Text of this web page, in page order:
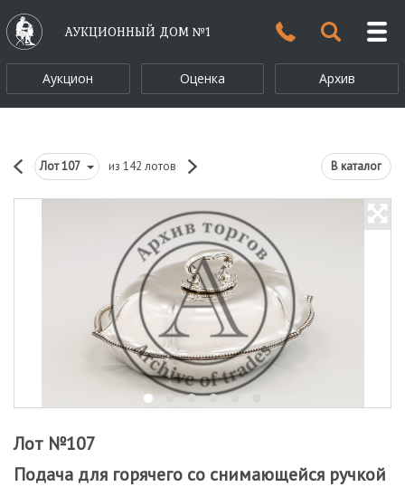
АУКЦИОННЫЙ ДОМ №1
Аукцион Оценка Архив
Лот107 из 142 лотов В каталог
Лот №107
Подача для горячего со снимающейся ручкой